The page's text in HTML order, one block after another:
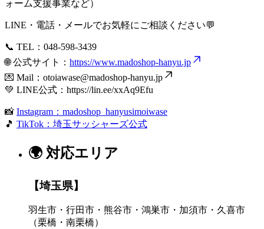
ォーム支援事業など）
LINE・電話・メールでお気軽にご相談ください💬
📞 TEL：048-598-3439
🌐 公式サイト： https://www.madoshop-hanyu.jp
💌 Mail： otoiawase@madoshop-hanyu.jp
💚 LINE公式： https://lin.ee/xxAq9Efu
📸 Instagram：madoshop_hanyusimoiwase
🎵 TikTok：埼玉サッシャーズ公式
🌍 対応エリア
【埼玉県】
羽生市・行田市・熊谷市・鴻巣市・加須市・久喜市
（栗橋・南栗橋）